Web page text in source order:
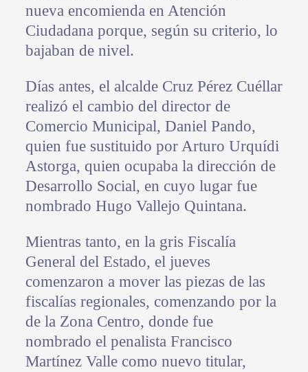
nueva encomienda en Atención
Ciudadana porque, según su criterio, lo
bajaban de nivel.
Días antes, el alcalde Cruz Pérez Cuéllar
realizó el cambio del director de
Comercio Municipal, Daniel Pando,
quien fue sustituido por Arturo Urquídi
Astorga, quien ocupaba la dirección de
Desarrollo Social, en cuyo lugar fue
nombrado Hugo Vallejo Quintana.
Mientras tanto, en la gris Fiscalía
General del Estado, el jueves
comenzaron a mover las piezas de las
fiscalías regionales, comenzando por la
de la Zona Centro, donde fue
nombrado el penalista Francisco
Martínez Valle como nuevo titular,